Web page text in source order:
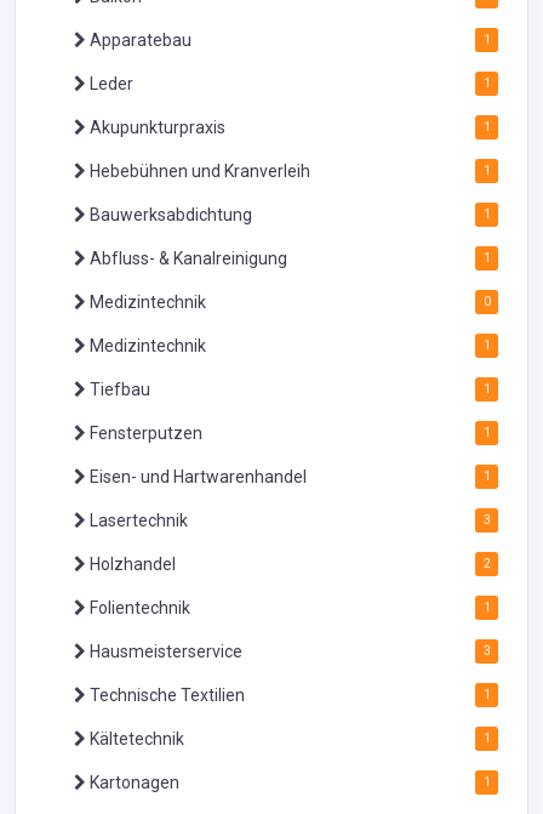
Apparatebau 1
Leder 1
Akupunkturpraxis 1
Hebebühnen und Kranverleih 1
Bauwerksabdichtung 1
Abfluss- & Kanalreinigung 1
Medizintechnik 0
Medizintechnik 1
Tiefbau 1
Fensterputzen 1
Eisen- und Hartwarenhandel 1
Lasertechnik 3
Holzhandel 2
Folientechnik 1
Hausmeisterservice 3
Technische Textilien 1
Kältetechnik 1
Kartonagen 1